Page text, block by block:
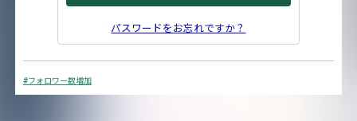
パスワードをお忘れですか？
#フォロワー数増加